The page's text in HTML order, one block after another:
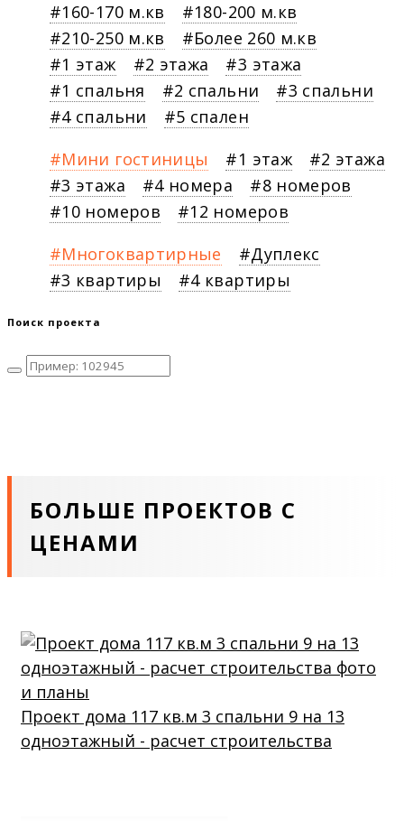
160-170 м.кв
180-200 м.кв
210-250 м.кв
Более 260 м.кв
1 этаж
2 этажа
3 этажа
1 спальня
2 спальни
3 спальни
4 спальни
5 спален
Мини гостиницы
1 этаж
2 этажа
3 этажа
4 номера
8 номеров
10 номеров
12 номеров
Многоквартирные
Дуплекс
3 квартиры
4 квартиры
Поиск проекта
БОЛЬШЕ ПРОЕКТОВ С
ЦЕНАМИ
Проект дома 117 кв.м 3 спальни 9 на 13
одноэтажный - расчет строительства